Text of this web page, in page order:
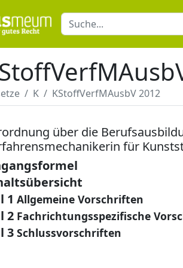
K KStoffVerfMAusbV 2012
über die
für
1 Allgemeine Vorschriften
2 Fachrichtungsspezifische
3 Schlussvorschriften